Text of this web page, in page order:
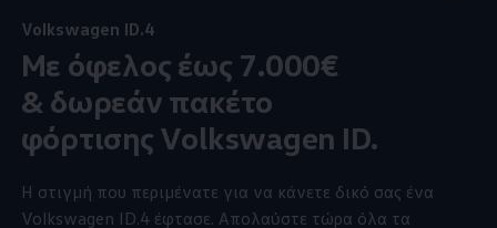
Volkswagen ID.4
Mε όφελος έως 7.000€
& δωρεάν πακέτο
φόρτισης Volkswagen ID.
Η στιγμή που περιμένατε για να κάνετε δικό σας ένα
Volkswagen ID.4έφτασε. Απολαύστε τώρα όλα τα